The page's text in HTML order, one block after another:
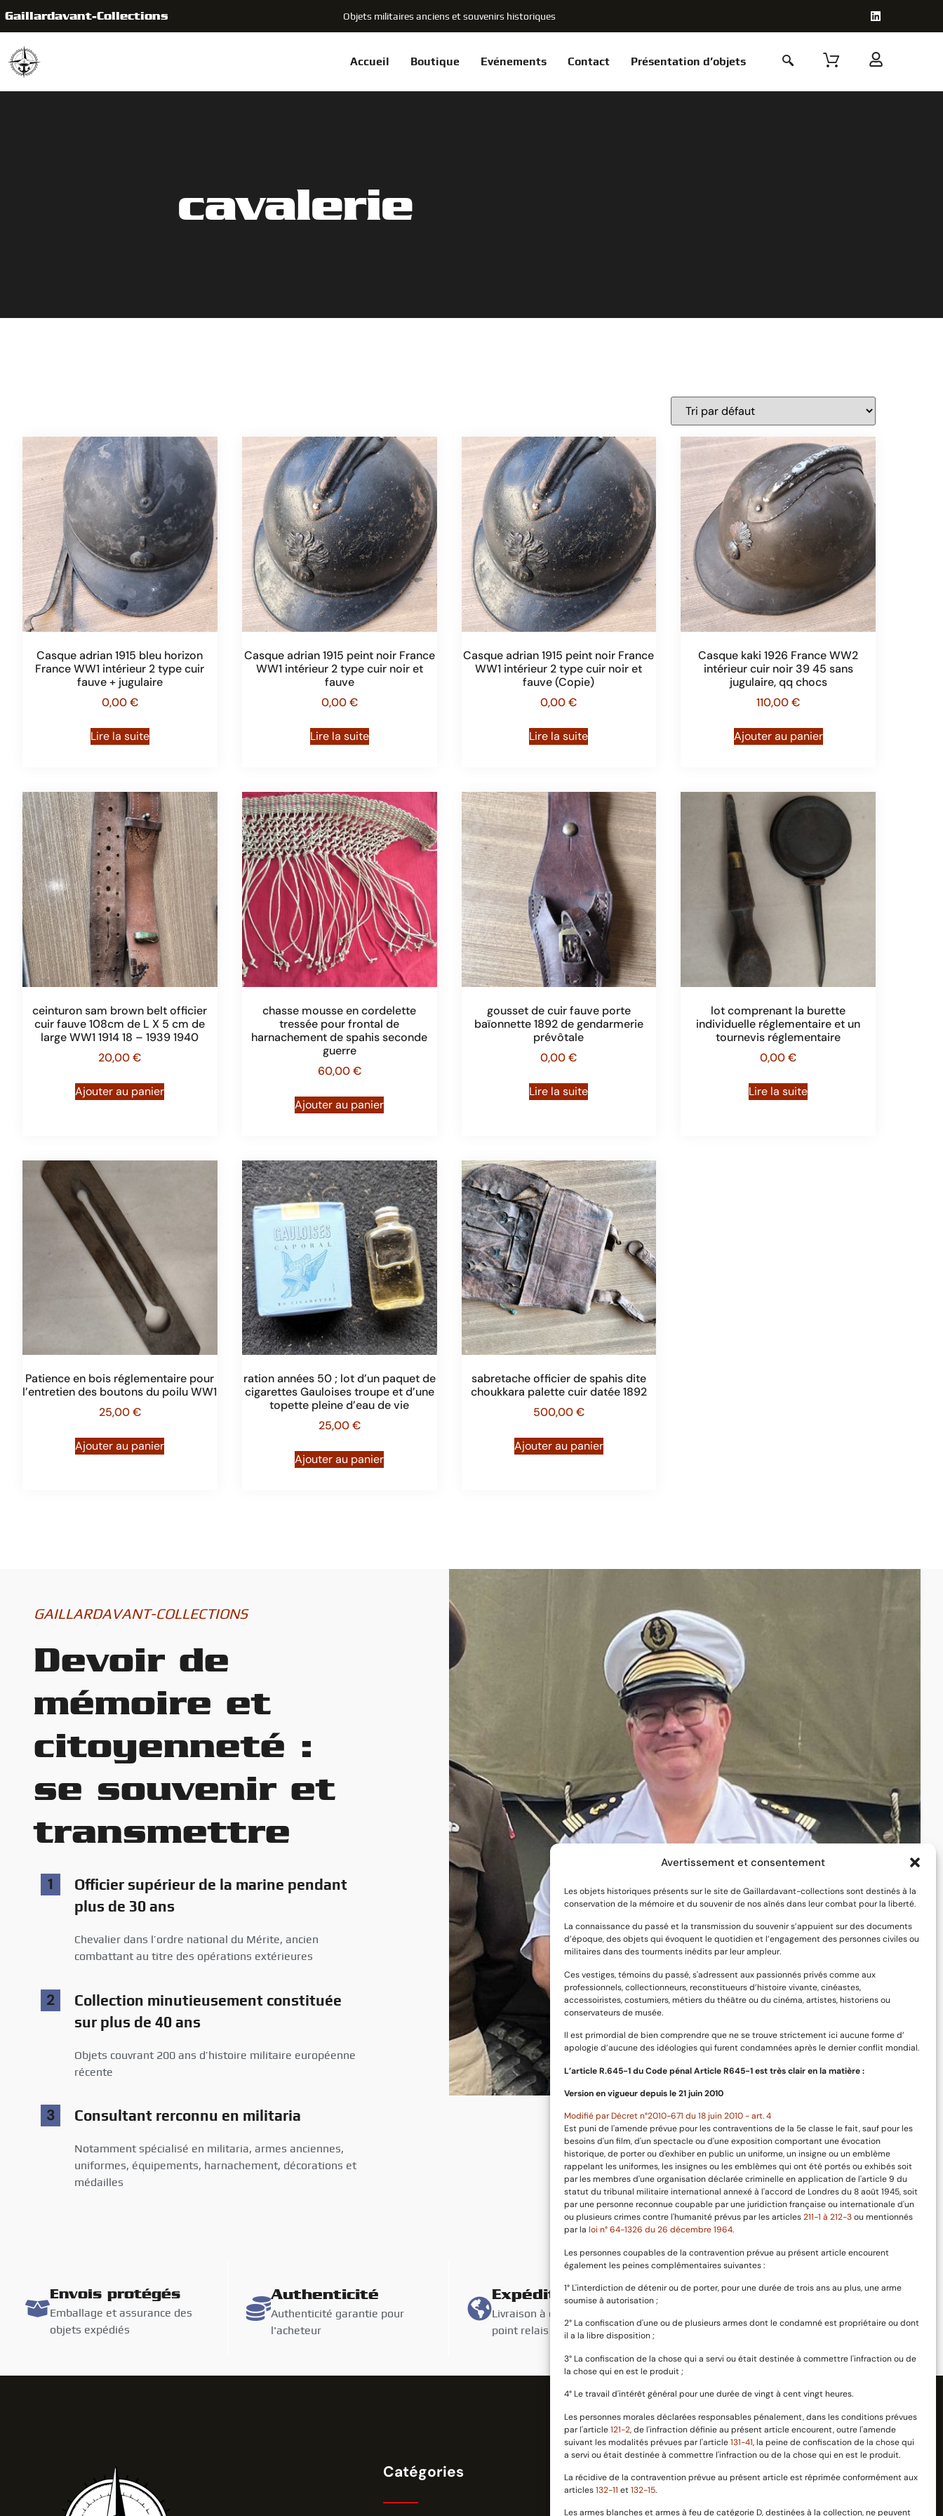
Avertissement et consentement
Les objets historiques présents sur le site de Gaillardavant-collections sont destinés à la
conservation de la mémoire et du souvenir de nos aînés dans leur combat pour la liberté.
La connaissance du passé et la transmission du souvenir s’appuient sur des documents
d’époque, des objets qui évoquent le quotidien et l’engagement des personnes civiles ou
militaires dans des tourments inédits par leur ampleur.
Ces vestiges, témoins du passé, s'adressent aux passionnés privés comme aux
professionnels, collectionneurs, reconstitueurs d’histoire vivante, cinéastes,
accessoiristes, costumiers, métiers du théâtre ou du cinéma, artistes, historiens ou
conservateurs de musée.
Il est primordial de bien comprendre que ne se trouve strictement ici aucune forme d’
apologie d’aucune des idéologies qui furent condamnées après le dernier conflit mondial.
L’article R.645­-1 du Code pénal Article R645-1 est très clair en la matière :
Version en vigueur depuis le 21 juin 2010
Modifié par Décret n°2010-671 du 18 juin 2010 - art. 4
Est puni de l'amende prévue pour les contraventions de la 5e classe le fait, sauf pour les
besoins d'un film, d'un spectacle ou d'une exposition comportant une évocation
historique, de porter ou d'exhiber en public un uniforme, un insigne ou un emblème
rappelant les uniformes, les insignes ou les emblèmes qui ont été portés ou exhibés soit
par les membres d'une organisation déclarée criminelle en application de l'article 9 du
statut du tribunal militaire international annexé à l'accord de Londres du 8 août 1945, soit
par une personne reconnue coupable par une juridiction française ou internationale d'un
ou plusieurs crimes contre l'humanité prévus par les articles211-1 à 212-3ou mentionnés
par la loi n° 64-1326 du 26 décembre 1964.
Les personnes coupables de la contravention prévue au présent article encourent
également les peines complémentaires suivantes :
1° L'interdiction de détenir ou de porter, pour une durée de trois ans au plus, une arme
soumise à autorisation ;
2° La confiscation d'une ou de plusieurs armes dont le condamné est propriétaire ou dont
il a la libre disposition ;
3° La confiscation de la chose qui a servi ou était destinée à commettre l'infraction ou de
la chose qui en est le produit ;
4° Le travail d'intérêt général pour une durée de vingt à cent vingt heures.
Les personnes morales déclarées responsables pénalement, dans les conditions prévues
par l'article121-2, de l'infraction définie au présent article encourent, outre l'amende
suivant les modalités prévues par l'article131-41, la peine de confiscation de la chose qui
a servi ou était destinée à commettre l'infraction ou de la chose qui en est le produit.
La récidive de la contravention prévue au présent article est réprimée conformément aux
articles132-11 et132-15.
Les armes blanches et armes à feu de catégorie D, destinées à la collection, ne peuvent
Gaillardavant-Collections Objets militaires anciens et souvenirs historiques
Accueil Boutique Evénements Contact Présentation d’objets
cavalerie
Casque adrian 1915 bleu horizon
France WW1 intérieur 2 type cuir
fauve + jugulaire
0,00€
Lire la suite
Casque adrian 1915 peint noir France
WW1 intérieur 2 type cuir noir et
fauve
0,00€
Lire la suite
Casque adrian 1915 peint noir France
WW1 intérieur 2 type cuir noir et
fauve (Copie)
0,00€
Lire la suite
Casque kaki 1926 France WW2
intérieur cuir noir 39 45 sans
jugulaire, qq chocs
110,00€
Ajouter au panier
ceinturon sam brown belt officier
cuir fauve 108cm de L X 5 cm de
large WW1 1914 18 – 1939 1940
20,00€
Ajouter au panier
chasse mousse en cordelette
tressée pour frontal de
harnachement de spahis seconde
guerre
60,00€
Ajouter au panier
gousset de cuir fauve porte
baïonnette 1892 de gendarmerie
prévôtale
0,00€
Lire la suite
lot comprenant la burette
individuelle réglementaire et un
tournevis réglementaire
0,00€
Lire la suite
Patience en bois réglementaire pour
l’entretien des boutons du poilu WW1
25,00€
Ajouter au panier
ration années 50 ; lot d’un paquet de
cigarettes Gauloises troupe et d’une
topette pleine d’eau de vie
25,00€
Ajouter au panier
sabretache officier de spahis dite
choukkara palette cuir datée 1892
500,00€
Ajouter au panier
GAILLARDAVANT-COLLECTIONS
Devoir de
mémoire et
citoyenneté :
se souvenir et
transmettre
1
Officier supérieur de la marine pendant
plus de 30 ans
Chevalier dans l’ordre national du Mérite, ancien
combattant au titre des opérations extérieures
2
Collection minutieusement constituée
sur plus de 40 ans
Objets couvrant 200 ans d’histoire militaire européenne
récente
3 Consultant rerconnu en militaria
Notamment spécialisé en militaria, armes anciennes,
uniformes, équipements, harnachement, décorations et
médailles
Envois protégés
Emballage et assurance des
objets expédiés
Authenticité
Authenticité garantie pour
l'acheteur
Expédition suivie
Livraison à domicile oou en
point relais avec assurance
100% Sécurisé
Catégories Informations utiles A propos